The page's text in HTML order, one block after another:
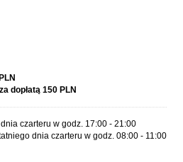
dopłatą 150 PLN
czarteru w godz. 17:00 - 21:00
dnia czarteru w godz. 08:00 - 11:00